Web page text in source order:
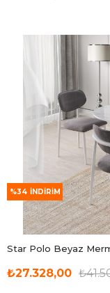
Star Polo Beyaz
₺27.328,00
%34 İNDIRIM